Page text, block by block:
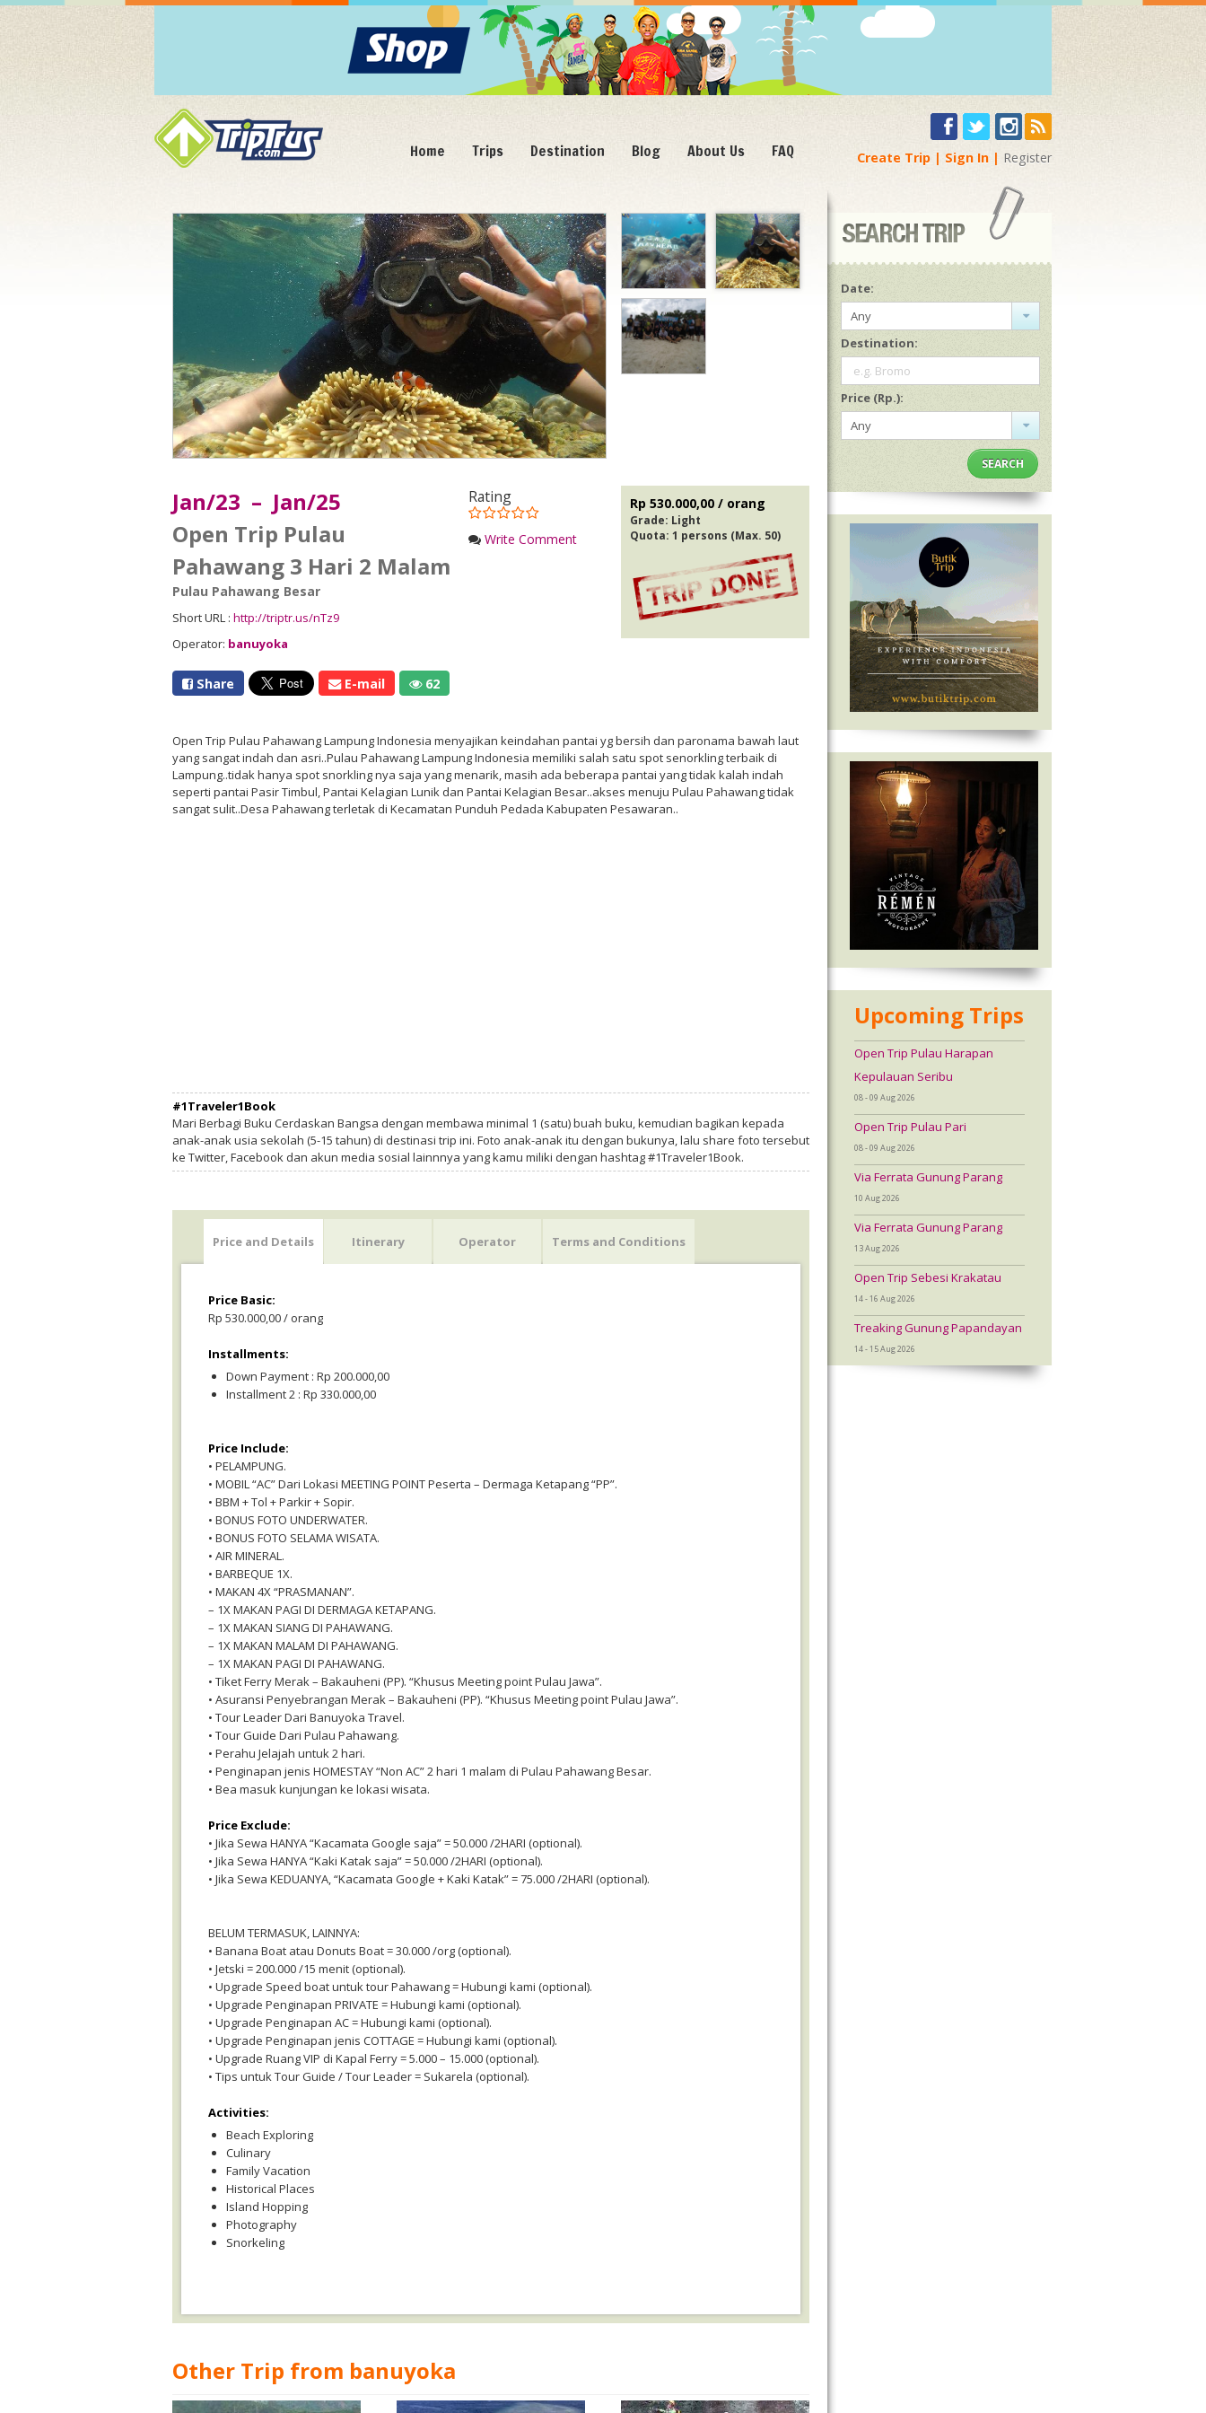
Home Trips Destination Blog About Us FAQ Create Trip Sign In Register
Rating
Write Comment
Jan/23 – Jan/25
Open Trip Pulau
Pahawang 3 Hari 2 Malam
Pulau Pahawang Besar
Short URL : http://triptr.us/nTz9
Operator: banuyoka
Rp 530.000,00 / orang
Grade: Light
Quota: 1 persons (Max. 50)
Share E-mail 62
Open Trip Pulau Pahawang Lampung Indonesia menyajikan keindahan pantai yg bersih dan paronama bawah laut
yang sangat indah dan asri..Pulau Pahawang Lampung Indonesia memiliki salah satu spot senorkling terbaik di
Lampung..tidak hanya spot snorkling nya saja yang menarik, masih ada beberapa pantai yang tidak kalah indah
seperti pantai Pasir Timbul, Pantai Kelagian Lunik dan Pantai Kelagian Besar..akses menuju Pulau Pahawang tidak
sangat sulit..Desa Pahawang terletak di Kecamatan Punduh Pedada Kabupaten Pesawaran..
#1Traveler1Book
Mari Berbagi Buku Cerdaskan Bangsa dengan membawa minimal 1 (satu) buah buku, kemudian bagikan kepada
anak-anak usia sekolah (5-15 tahun) di destinasi trip ini. Foto anak-anak itu dengan bukunya, lalu share foto tersebut
ke Twitter, Facebook dan akun media sosial lainnnya yang kamu miliki dengan hashtag #1Traveler1Book.
Price and Details Itinerary Operator Terms and Conditions
Price Basic:
Rp 530.000,00 / orang
Installments:
Down Payment : Rp 200.000,00
Installment 2 : Rp 330.000,00
Price Include:
• PELAMPUNG.
• MOBIL “AC” Dari Lokasi MEETING POINT Peserta – Dermaga Ketapang “PP”.
• BBM + Tol + Parkir + Sopir.
• BONUS FOTO UNDERWATER.
• BONUS FOTO SELAMA WISATA.
• AIR MINERAL.
• BARBEQUE 1X.
• MAKAN 4X “PRASMANAN”.
– 1X MAKAN PAGI DI DERMAGA KETAPANG.
– 1X MAKAN SIANG DI PAHAWANG.
– 1X MAKAN MALAM DI PAHAWANG.
– 1X MAKAN PAGI DI PAHAWANG.
• Tiket Ferry Merak – Bakauheni (PP). “Khusus Meeting point Pulau Jawa”.
• Asuransi Penyebrangan Merak – Bakauheni (PP). “Khusus Meeting point Pulau Jawa”.
• Tour Leader Dari Banuyoka Travel.
• Tour Guide Dari Pulau Pahawang.
• Perahu Jelajah untuk 2 hari.
• Penginapan jenis HOMESTAY “Non AC” 2 hari 1 malam di Pulau Pahawang Besar.
• Bea masuk kunjungan ke lokasi wisata.
Price Exclude:
• Jika Sewa HANYA “Kacamata Google saja” = 50.000 /2HARI (optional).
• Jika Sewa HANYA “Kaki Katak saja” = 50.000 /2HARI (optional).
• Jika Sewa KEDUANYA, “Kacamata Google + Kaki Katak” = 75.000 /2HARI (optional).
BELUM TERMASUK, LAINNYA:
• Banana Boat atau Donuts Boat = 30.000 /org (optional).
• Jetski = 200.000 /15 menit (optional).
• Upgrade Speed boat untuk tour Pahawang = Hubungi kami (optional).
• Upgrade Penginapan PRIVATE = Hubungi kami (optional).
• Upgrade Penginapan AC = Hubungi kami (optional).
• Upgrade Penginapan jenis COTTAGE = Hubungi kami (optional).
• Upgrade Ruang VIP di Kapal Ferry = 5.000 – 15.000 (optional).
• Tips untuk Tour Guide / Tour Leader = Sukarela (optional).
Activities:
Beach Exploring
Culinary
Family Vacation
Historical Places
Island Hopping
Photography
Snorkeling
Other Trip from banuyoka
Date:
Any
Destination:
e.g. Bromo
Price (Rp.):
Any
SEARCH
Upcoming Trips
Open Trip Pulau Harapan
Kepulauan Seribu
08 - 09 Aug 2026
Open Trip Pulau Pari
08 - 09 Aug 2026
Via Ferrata Gunung Parang
10 Aug 2026
Via Ferrata Gunung Parang
13 Aug 2026
Open Trip Sebesi Krakatau
14 - 16 Aug 2026
Treaking Gunung Papandayan
14 - 15 Aug 2026